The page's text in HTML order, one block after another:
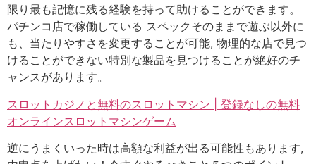
限り最も記憶に残る経験を持って助けることができます。
パチンコ店で稼働している スペックそのままで遊ぶ以外に
も、当たりやすさを変更することが可能, 物理的な店で見つ
けることができない特別な製品を見つけることが絶好のチ
ャンスがあります。
スロットカジノと無料のスロットマシン | 登録なしの無料
オンラインスロットマシンゲーム
逆にうまくいった時は高額な利益が出る可能性もあります,